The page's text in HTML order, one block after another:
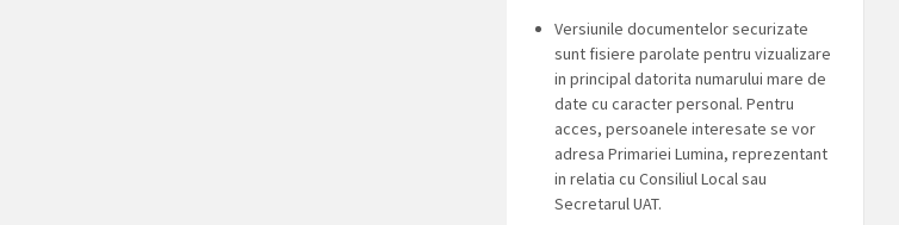
Versiunile documentelor securizate
sunt fisiere parolate pentru vizualizare
in principal datorita numarului mare de
date cu caracter personal. Pentru
acces, persoanele interesate se vor
adresa Primariei Lumina, reprezentant
in relatia cu Consiliul Local sau
Secretarul UAT.